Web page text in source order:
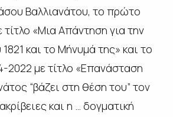
Βαλλιανάτου, το πρώτο
«Μια Απάντηση για την
και το Μήνυμά της» και το
2022 με τίτλο «Επανάσταση
“βάζει στη θέση του” τον
και η … δογματική